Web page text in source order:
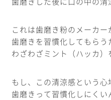
これは歯磨き粉のメーカー
歯磨きを習慣化してもらう
わざわざミント（ハッカ）
もし、この清涼感という心
歯磨きって習慣化しにくい